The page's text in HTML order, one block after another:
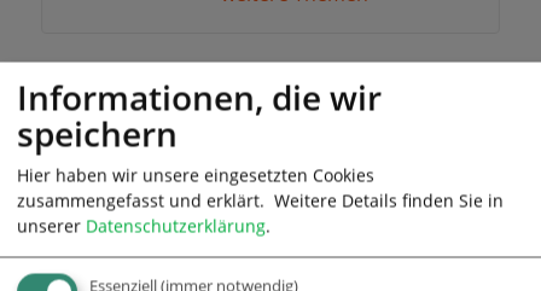
Christoph Sanders
Visionsentwicklung,
Teamcoaching, Achtsamkeit,
Burnout, Interkulturelles
Training,- weitere Themen -
Informationen, die wir
speichern
Hier haben wir unsere eingesetzten Cookies
zusammengefasst und erklärt. Weitere Details finden Sie in
unserer Datenschutzerklärung.
Essenziell(immer notwendig)